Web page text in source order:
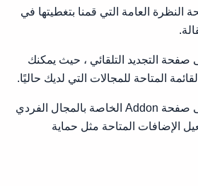
النظرة العامة التي قمنا بتغطيتها في
صفحة التجديد التلقائي ، حيث يمكنك
المتاحة للمجالات التي لديك حاليًا.
يأخذك هذا إلى صفحة Addon الخاصة بالمجال الفردي
الإضافات المتاحة مثل حماية